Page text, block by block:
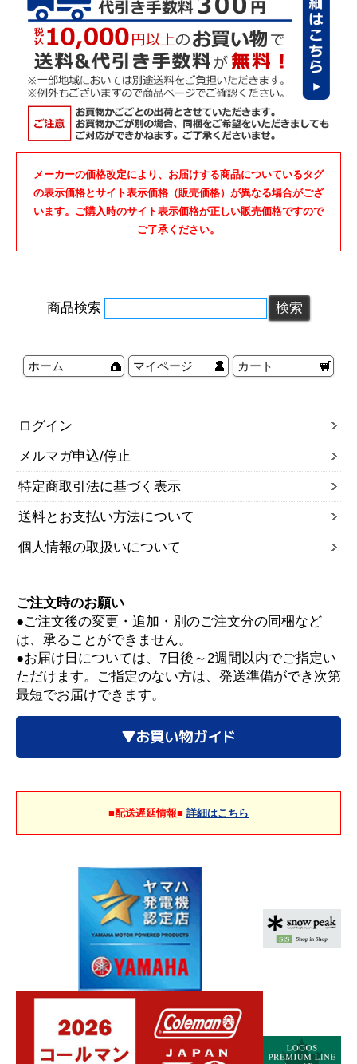
メーカーの価格改定により、お届けする商品についているタグ
の表示価格とサイト表示価格（販売価格）が異なる場合がござ
います。ご購入時のサイト表示価格が正しい販売価格ですので
ご了承ください。
商品検索
ホーム マイページ カート
ログイン
メルマガ申込/停止
特定商取引法に基づく表示
送料とお支払い方法について
個人情報の取扱いについて
ご注文時のお願い
●ご注文後の変更・追加・別のご注文分の同梱など
は、承ることができません。
●お届け日については、7日後～2週間以内でご指定い
ただけます。ご指定のない方は、発送準備ができ次第
最短でお届けできます。
▼お買い物ガイド
■配送遅延情報■ 詳細はこちら